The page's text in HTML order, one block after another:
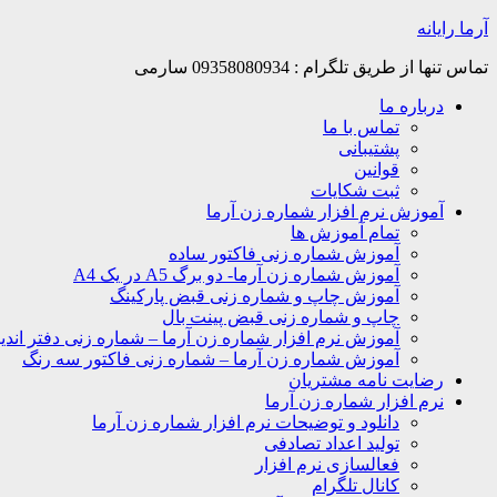
Skip
content
آرما رایانه
تماس تنها از طریق تلگرام : 09358080934 سارمی
درباره ما
تماس با ما
پشتیبانی
قوانین
ثبت شکایات
آموزش نرم افزار شماره زن آرما
تمام آموزش ها
آموزش شماره زنی فاکتور ساده
آموزش شماره زن آرما- دو برگ A5 در یک A4
آموزش چاپ و شماره زنی قبض پارکینگ
چاپ و شماره زنی قبض پینت بال
آموزش نرم افزار شماره زن آرما – شماره زنی دفتر
آموزش شماره زن آرما – شماره زنی فاکتور سه رنگ
رضایت نامه مشتریان
نرم افزار شماره زن آرما
دانلود و توضیحات نرم افزار شماره زن آرما
تولید اعداد تصادفی
فعالسازی نرم افزار
کانال تلگرام